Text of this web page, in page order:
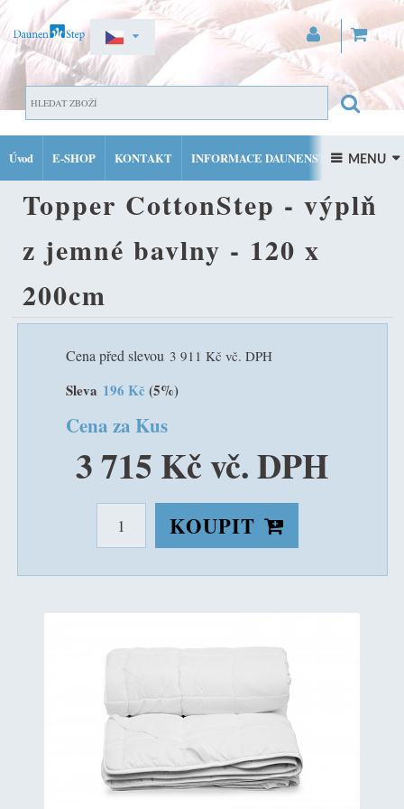
PŘIHLÁSIT SE
Úvod E-SHOP KONTAKT INFORMACE DAUNENSTEP
FACEBOOK INSTAGRAM
 MENU 
DOMŮ TOPPERY (CHRÁNIČE MATRACE)
TOPPER
COTTONSTEP - VÝPLŇ Z JEMNÉ BAVLNY - 120 X 200CM
Topper CottonStep - výplň
z jemné bavlny - 120 x
200cm
Cena před slevou 3 911 Kč vč. DPH
Sleva 196 Kč (5%)
Cena za Kus
3 715 Kč vč. DPH
KOUPIT